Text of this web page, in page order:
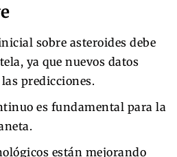
sobre asteroides debe
ya que nuevos datos
predicciones.
es fundamental para la
están mejorando